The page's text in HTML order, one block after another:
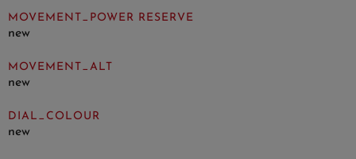
MOVEMENT_POWER RESERVE
new
MOVEMENT_ALT
new
DIAL_COLOUR
new